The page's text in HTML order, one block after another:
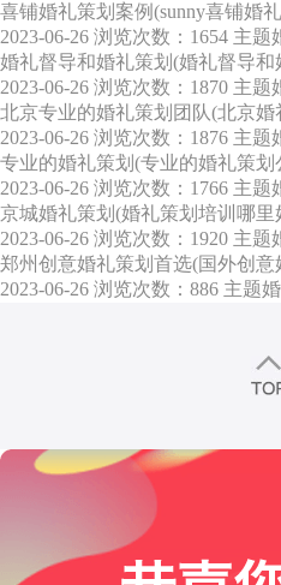
喜铺婚礼策划案例(sunny喜铺婚
2023-06-26 浏览次数：1654 主题
婚礼督导和婚礼策划(婚礼督导
2023-06-26 浏览次数：1870 主题
北京专业的婚礼策划团队(北京
2023-06-26 浏览次数：1876 主题
专业的婚礼策划(专业的婚礼策
2023-06-26 浏览次数：1766 主题
京城婚礼策划(婚礼策划培训哪里
2023-06-26 浏览次数：1920 主题
郑州创意婚礼策划首选(国外创意
2023-06-26 浏览次数：886 主题